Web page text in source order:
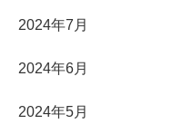
2024年7月
2024年6月
2024年5月